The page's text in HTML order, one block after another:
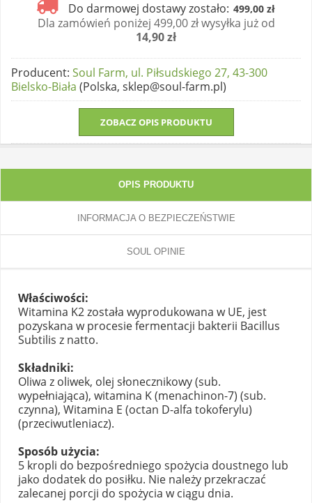
Do darmowej dostawy zostało: 499,00 zł
Dla zamówień poniżej 499,00 zł wysyłka już od
14,90 zł
Producent: Soul Farm, ul. Piłsudskiego 27, 43-300
Bielsko-Biała (Polska, sklep@soul-farm.pl)
ZOBACZ OPIS PRODUKTU
OPIS PRODUKTU
INFORMACJA O BEZPIECZEŃSTWIE
SOUL OPINIE
Właściwości:
Witamina K2 została wyprodukowana w UE, jest
pozyskana w procesie fermentacji bakterii Bacillus
Subtilis z natto.
Składniki:
Oliwa z oliwek, olej słonecznikowy (sub.
wypełniająca), witamina K (menachinon-7) (sub.
czynna), Witamina E (octan D-alfa tokoferylu)
(przeciwutleniacz).
Sposób użycia:
5 kropli do bezpośredniego spożycia doustnego lub
jako dodatek do posiłku. Nie należy przekraczać
zalecanej porcji do spożycia w ciągu dnia.